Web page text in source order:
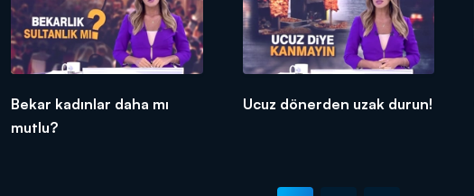
Bekar kadınlar daha mı
mutlu?
Ucuz dönerden uzak durun!